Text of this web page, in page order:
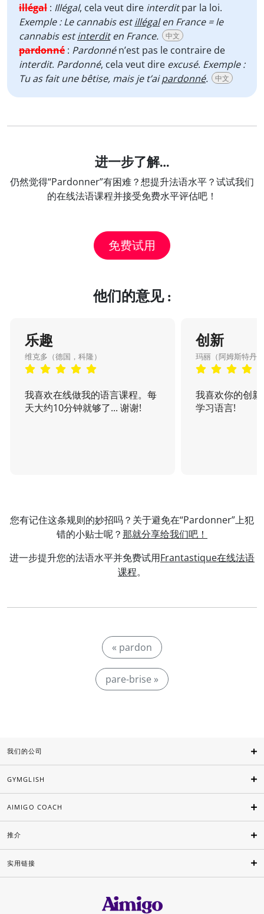
illégal : Illégal, cela veut dire interditpar la loi.
Exemple : Le cannabis estillégalen France = le
cannabis estinterditen France. 中文
pardonné : Pardonnén’est pas le contraire de
interdit. Pardonné, cela veut dire excusé. Exemple :
Tu as fait une bêtise, mais je t’aipardonné. 中文
进一步了解…
仍然觉得“Pardonner”有困难？想提升法语水平？试试我们
的在线法语课程并接受免费水平评估吧！
免费试用
他们的意见 :
乐趣
维克多（德国，科隆）
我喜欢在线做我的语言课程。每
天大约10分钟就够了... 谢谢!
创新
玛丽（阿姆斯特丹
我喜欢你的创
学习语言!
您有记住这条规则的妙招吗？关于避免在“Pardonner”上犯
错的小贴士呢？那就分享给我们吧！
进一步提升您的法语水平并免费试用Frantastique在线法语
课程。
« pardon
pare-brise »
我们的公司
GYMGLISH
AIMIGO COACH
推介
实用链接